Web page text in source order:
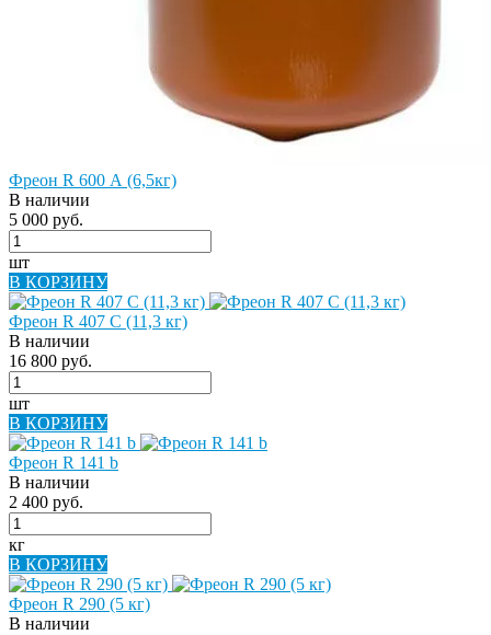
Фреон R 600 А (6,5кг)
В наличии
5 000 руб.
шт
В КОРЗИНУ
Фреон R 407 С (11,3 кг)
В наличии
16 800 руб.
шт
В КОРЗИНУ
Фреон R 141 b
В наличии
2 400 руб.
кг
В КОРЗИНУ
Фреон R 290 (5 кг)
В наличии